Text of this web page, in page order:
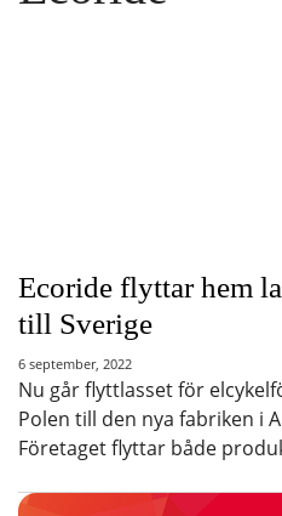
Ecoride flyttar hem
till Sverige
6 september, 2022
Nu går flyttlasset för
Polen till den nya fabriken i
Företaget flyttar både